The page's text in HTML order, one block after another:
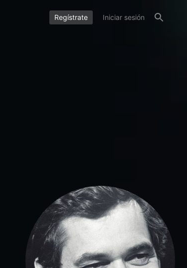
Regístrate Iniciar sesión